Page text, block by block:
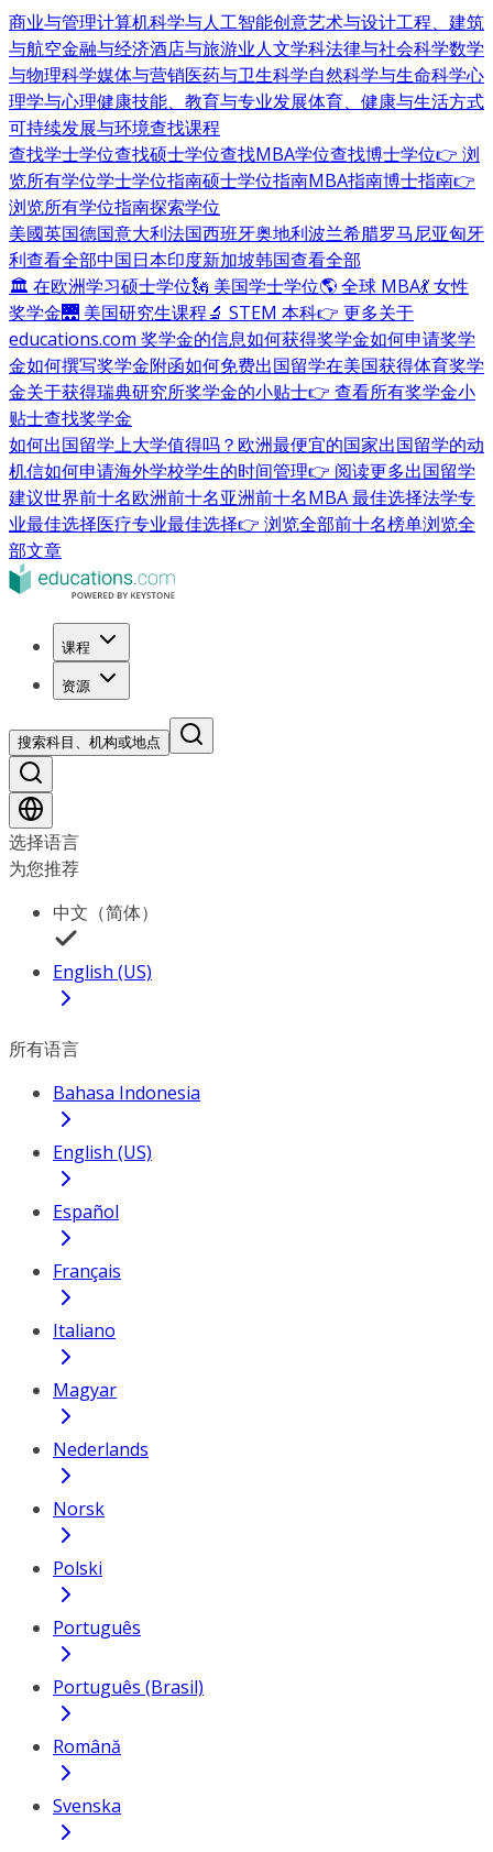
商业与管理计算机科学与人工智能创意艺术与设计工程、建筑
与航空金融与经济酒店与旅游业人文学科法律与社会科学数学
与物理科学媒体与营销医药与卫生科学自然科学与生命科学心
理学与心理健康技能、教育与专业发展体育、健康与生活方式
可持续发展与环境查找课程
查找学士学位查找硕士学位查找MBA学位查找博士学位👉 浏
览所有学位学士学位指南硕士学位指南MBA指南博士指南👉
浏览所有学位指南探索学位
美國英国德国意大利法国西班牙奥地利波兰希腊罗马尼亚匈牙
利查看全部中国日本印度新加坡韩国查看全部
🏛 在欧洲学习硕士学位🗽 美国学士学位🌎 全球 MBA💃 女性
奖学金🌉 美国研究生课程🔬 STEM 本科👉 更多关于
educations.com 奖学金的信息如何获得奖学金如何申请奖学
金如何撰写奖学金附函如何免费出国留学在美国获得体育奖学
金关于获得瑞典研究所奖学金的小贴士👉 查看所有奖学金小
贴士查找奖学金
如何出国留学上大学值得吗？ 欧洲最便宜的国家出国留学的动
机信如何申请海外学校学生的时间管理👉 阅读更多出国留学
建议世界前十名欧洲前十名亚洲前十名MBA 最佳选择法学专
业最佳选择医疗专业最佳选择👉 浏览全部前十名榜单浏览全
部文章
课程
资源
搜索科目、机构或地点
选择语言
为您推荐
中文（简体）
English (US)
所有语言
Bahasa Indonesia
English (US)
Español
Français
Italiano
Magyar
Nederlands
Norsk
Polski
Português
Português (Brasil)
Română
Svenska